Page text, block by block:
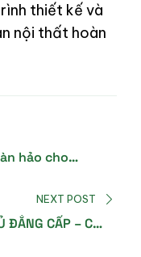
thiết kế và
nội thất hoàn
hảo cho
NEXT POST
ĐẲNG CẤP – CHỈ